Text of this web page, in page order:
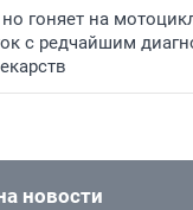
гоняет на
с редчайшим
новости